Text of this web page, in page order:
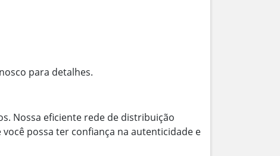
para detalhes.
Nossa eficiente rede de distribuição
possa ter confiança na autenticidade e